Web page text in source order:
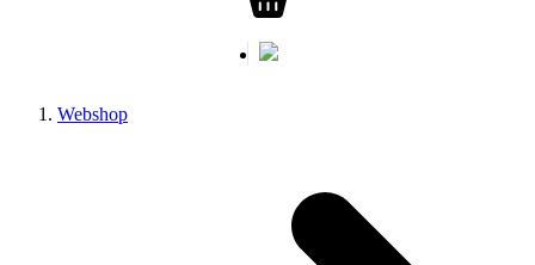
Webshop